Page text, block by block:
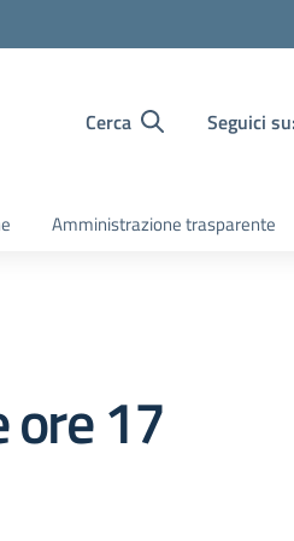
Cerca Seguici su:
Amministrazione trasparente
ore 17